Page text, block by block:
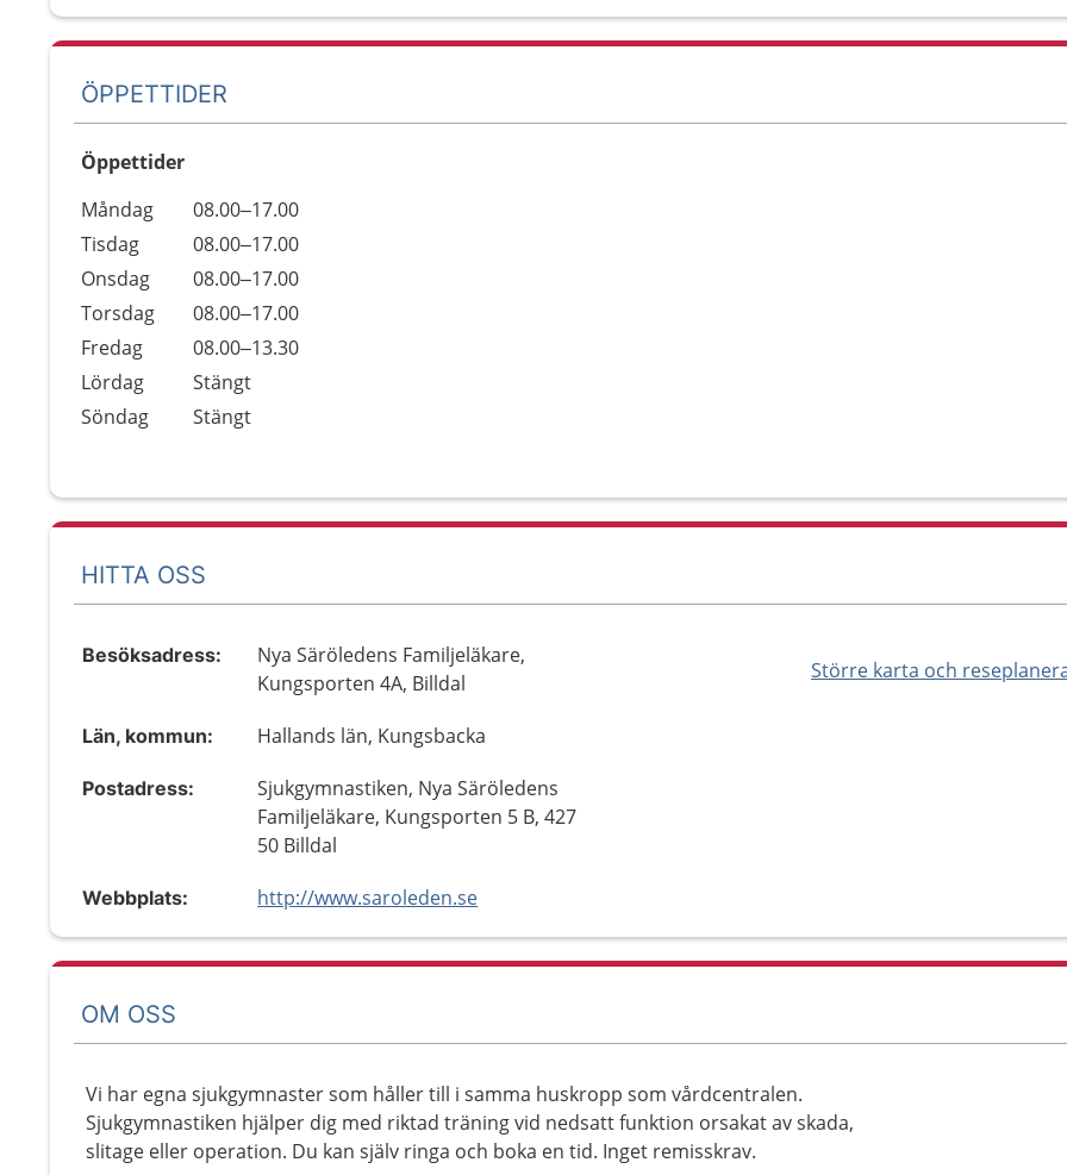
ÖPPETTIDER
Öppettider
Dag
Öppettider
Kommentarer
Måndag
08.00–17.00
Tisdag
08.00–17.00
Onsdag
08.00–17.00
Torsdag
08.00–17.00
Fredag
08.00–13.30
Lördag
Stängt
Söndag
Stängt
HITTA OSS
Större karta och
Besöksadress:
Nya Säröledens Familjeläkare,
Kungsporten 4A, Billdal
Län, kommun: Hallands län, Kungsbacka
Postadress:
Sjukgymnastiken, Nya Säröledens
Familjeläkare, Kungsporten 5 B, 427
50 Billdal
Webbplats: http://www.saroleden.se
OM OSS
Vi har egna sjukgymnaster som håller till i samma huskropp som vårdcentralen.
Sjukgymnastiken hjälper dig med riktad träning vid nedsatt funktion orsakat av skada,
slitage eller operation. Du kan själv ringa och boka en tid. Inget remisskrav.